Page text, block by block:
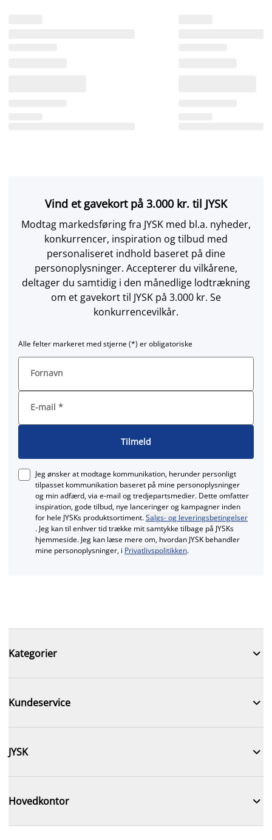
Vind et gavekort på 3.000 kr. til JYSK
Modtag markedsføring fra JYSK med bl.a. nyheder,
konkurrencer, inspiration og tilbud med
personaliseret indhold baseret på dine
personoplysninger. Accepterer du vilkårene,
deltager du samtidig i den månedlige lodtrækning
om et gavekort til JYSK på 3.000 kr. Se
konkurrencevilkår.
Alle felter markeret med stjerne (*) er obligatoriske
Fornavn
E-mail *
Tilmeld
Jeg ønsker at modtage kommunikation, herunder personligt
tilpasset kommunikation baseret på mine personoplysninger
og min adfærd, via e‑mail og tredjepartsmedier. Dette omfatter
inspiration, gode tilbud, nye lanceringer og kampagner inden
for hele JYSKs produktsortiment.Salgs- og leveringsbetingelser
. Jeg kan til enhver tid trække mit samtykke tilbage på JYSKs
hjemmeside. Jeg kan læse mere om, hvordan JYSK behandler
mine personoplysninger, i Privatlivspolitikken.
Kategorier 
Kundeservice 
JYSK 
Hovedkontor 